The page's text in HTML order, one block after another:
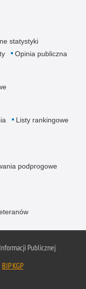
statystyki
Opinia publiczna
Listy rankingowe
podprogowe
Publicznej
BIP KGP